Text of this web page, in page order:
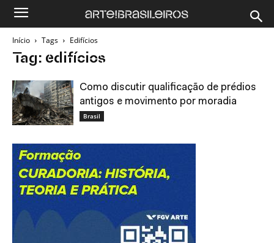
Início Tags Edifícios
Tag: edifícios
Como discutir qualificação de prédios
antigos e movimento por moradia
Brasil